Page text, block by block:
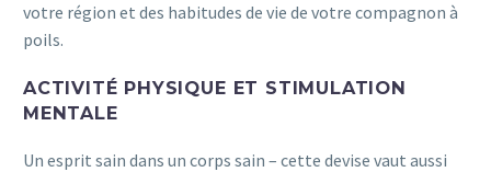
votre région et des habitudes de vie de votre compagnon à
poils.
ACTIVITÉ PHYSIQUE ET STIMULATION
MENTALE
Un esprit sain dans un corps sain – cette devise vaut aussi